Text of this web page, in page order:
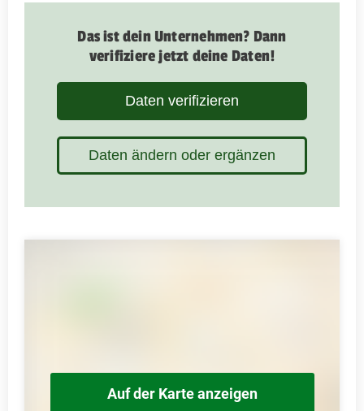
Das ist dein Unternehmen? Dann
verifiziere jetzt deine Daten!
Daten verifizieren
Daten ändern oder ergänzen
Auf der Karte anzeigen